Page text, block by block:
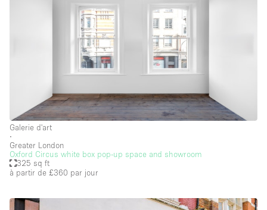
Galerie d'art
∙
Greater London
Oxford Circus white box pop-up space and showroom
325 sq ft
à partir de £360 par jour